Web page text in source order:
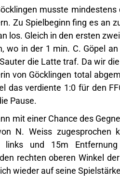
musste
Zu Spielbeginn fing es an
los. Gleich in den ersten
wo in der 1 min. C. Göpel
die Latte traf. Da wir
von Göcklingen total
das verdiente 1:0 für den
Pause.
mit einer Chance des
N. Weiss zugesprochen
und 15m
rechten oberen Winkel
wieder auf seine